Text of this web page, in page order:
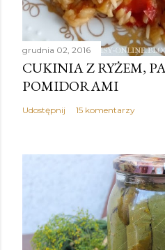
grudnia 02, 2016
CUKINIA Z RYŻEM,
POMIDORAMI
Udostępnij 15 komentarzy